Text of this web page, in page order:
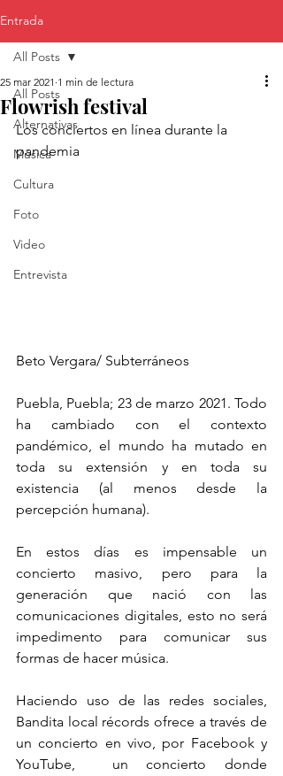
Entrada
All Posts
Alternativas
Música
Cultura
Foto
Video
Entrevista
All Posts
Flowrish festival
25 mar 2021 1 min de lectura
Los conciertos en línea durante la
pandemia
Beto Vergara/ Subterráneos
Puebla, Puebla; 23 de marzo 2021. Todo
ha cambiado con el contexto
pandémico, el mundo ha mutado en
toda su extensión y en toda su
existencia (al menos desde la
percepción humana).
En estos días es impensable un
concierto masivo, pero para la
generación que nació con las
comunicaciones digitales, esto no será
impedimento para comunicar sus
formas de hacer música.
Haciendo uso de las redes sociales,
Bandita local récords ofrece a través de
un concierto en vivo, por Facebook y
YouTube,  un concierto donde